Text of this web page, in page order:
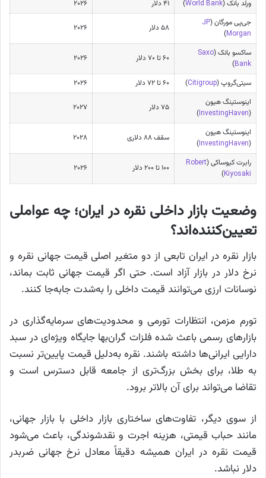
ورلد بانک (World Bank
) ۴۱ دلار
۲۰۲۶
جی‌پی مورگان (JP
Morgan
)
۵۸ دلار ۲۰۲۶
ساکسو بانک (Saxo
Bank
)
۶۰ تا ۷۰ دلار ۲۰۲۶
سیتی‌گروپ (Citigroup
) ۶۰ تا ۷۲ دلار
۲۰۲۶
اینوستینگ هیون
(
InvestingHaven
)
۷۵ دلار ۲۰۲۷
اینوستینگ هیون
(
InvestingHaven
)
سقف ۸۸ دلاری ۲۰۲۸
رابرت کیوساکی (Robert
Kiyosaki
)
۱۰۰ تا ۲۰۰ دلار ۲۰۲۶
وضعیت بازار داخلی نقره در ایران؛ چه عواملی
تعیین‌کننده‌اند؟
بازار نقره در ایران تابعی از دو متغیر اصلی قیمت جهانی نقره و
نرخ دلار در بازار آزاد است. حتی اگر قیمت جهانی ثابت بماند،
نوسانات ارزی می‌توانند قیمت داخلی را به‌شدت جابه‌جا کنند.
تورم مزمن، انتظارات تورمی و محدودیت‌های سرمایه‌گذاری در
بازارهای رسمی باعث شده فلزات گران‌بها جایگاه ویژه‌ای در سبد
دارایی ایرانی‌ها داشته باشند. نقره به‌دلیل قیمت پایین‌تر نسبت
به طلا، برای بخش بزرگ‌تری از جامعه قابل دسترس است و
تقاضا می‌تواند برای آن بالاتر برود.
از سوی دیگر، تفاوت‌های ساختاری بازار داخلی با بازار جهانی،
مانند حباب قیمتی، هزینه اجرت و نقدشوندگی، باعث می‌شود
قیمت نقره در ایران همیشه دقیقاً معادل نرخ جهانی ضربدر
دلار نباشد.